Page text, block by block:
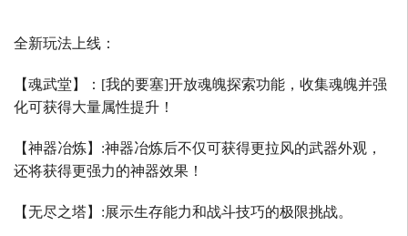
全新玩法上线：
【魂武堂】： [我的要塞]开放魂魄探索功能，收集魂魄并强
化可获得大量属性提升！
【神器冶炼】 :神器冶炼后不仅可获得更拉风的武器外观，
还将获得更强力的神器效果！
【无尽之塔】 :展示生存能力和战斗技巧的极限挑战。